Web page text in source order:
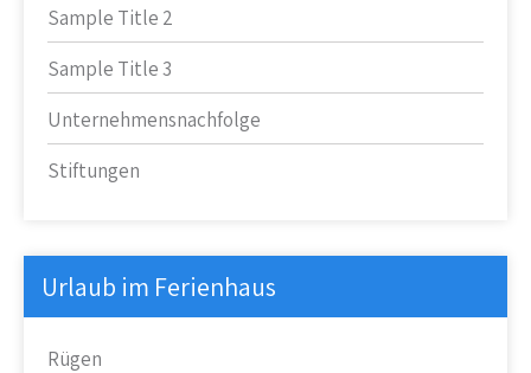
Sample Title 2
Sample Title 3
Unternehmensnachfolge
Stiftungen
Urlaub im Ferienhaus
Rügen